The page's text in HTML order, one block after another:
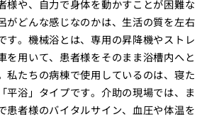
様や、自力で身体を動かすことが困難な
がどんな感じなのかは、生活の質を左右
す。機械浴とは、専用の昇降機やストレ
を用いて、患者様をそのまま浴槽内へと
私たちの病棟で使用しているのは、寝た
平浴」タイプです。介助の現場では、ま
患者様のバイタルサイン、血圧や体温を